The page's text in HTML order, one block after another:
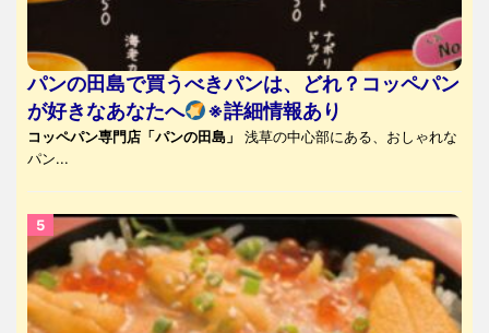
パンの田島で買うべきパンは、どれ？コッペパン
が好きなあなたへ
※詳細情報あり
コッペパン専門店「パンの田島」
浅草の中心部にある、おしゃれな
パン...